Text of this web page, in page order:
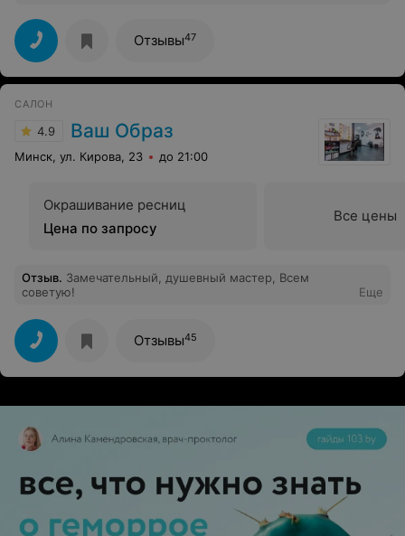
классные, конечно, миниатюрной девушке внушают
опасение своей массивностью, но тренера сразу
помогают и подсказывают если возникают сомнения и
трепет перед этими махинами)) Очень классно и по
цене приемлемо.
Отзывы47
САЛОН
4.9 Ваш Образ
Минск, ул. Кирова, 23 до 21:00
Окрашивание ресниц
Цена по запросу
Все цены
Отзыв. Замечательный, душевный мастер, Всем
советую!
Еще
Отзывы45